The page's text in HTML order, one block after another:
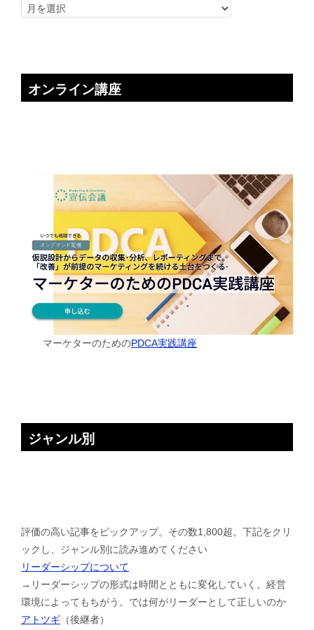
オンライン講座
マーケターのためのPDCA実践講座
ジャンル別
評価の高い記事をピックアップ。その数1,800超。下記をクリ
ックし、ジャンル別に読み進めてください
リーダーシップについて
→リーダーシップの形式は時間とともに変化していく。経営
環境によってもちがう。では何がリーダーとして正しいのか
アトツギ （後継者）